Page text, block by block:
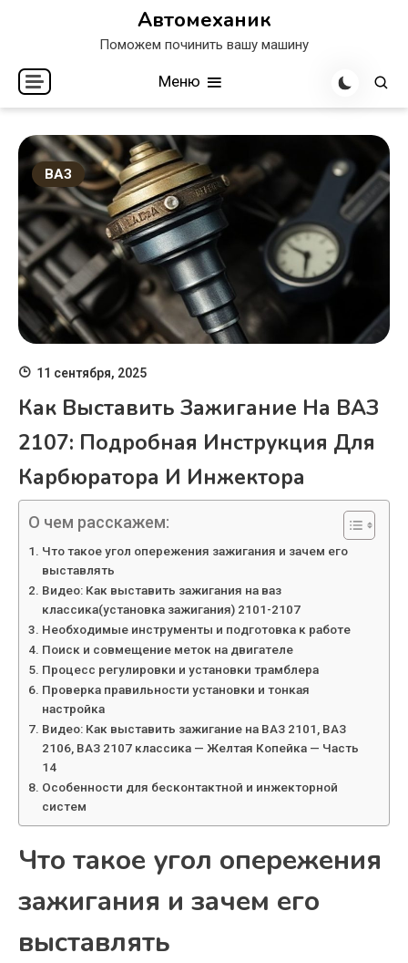
Автомеханик
Поможем починить вашу машину
Меню
ВАЗ
11 сентября, 2025
Как Выставить Зажигание На ВАЗ
2107: Подробная Инструкция Для
Карбюратора И Инжектора
О чем расскажем:
Что такое угол опережения зажигания и зачем его
выставлять
Видео: Как выставить зажигания на ваз
классика(установка зажигания) 2101-2107
Необходимые инструменты и подготовка к работе
Поиск и совмещение меток на двигателе
Процесс регулировки и установки трамблера
Проверка правильности установки и тонкая
настройка
Видео: Как выставить зажигание на ВАЗ 2101, ВАЗ
2106, ВАЗ 2107 классика — Желтая Копейка — Часть
14
Особенности для бесконтактной и инжекторной
систем
Что такое угол опережения
зажигания и зачем его
выставлять